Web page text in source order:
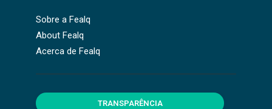
Sobre a Fealq
About Fealq
Acerca de Fealq
TRANSPARÊNCIA